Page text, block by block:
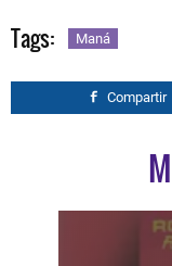
Tags: Maná
Compartir